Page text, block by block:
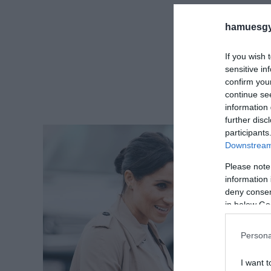
If you wish
sensitive
confirm
continue
information
further
Please
information
deny
in below
I want